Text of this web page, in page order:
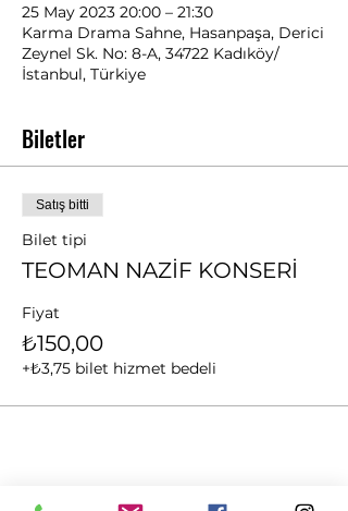
25 May 2023 20:00 – 21:30
Karma Drama Sahne, Hasanpaşa, Derici
Zeynel Sk. No: 8-A, 34722 Kadıköy/
İstanbul, Türkiye
Biletler
Satış bitti
Bilet tipi
TEOMAN NAZİF KONSERİ
Fiyat
₺150,00
+₺3,75 bilet hizmet bedeli